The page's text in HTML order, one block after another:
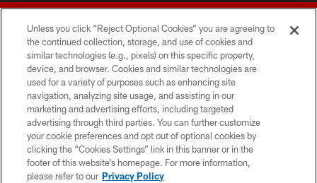
© 2026 Forty Niners Football Company LLC
TERMS AND CONDITIONS
PRIVACY POLICY
ACCESSIBILITY
CONTACT US
Unless you click “Reject Optional Cookies” you are agreeing to
the continued collection, storage, and use of cookies and
similar technologies (e.g., pixels) on this specific property,
device, and browser. Cookies and similar technologies are
used for a variety of purposes such as enhancing site
navigation, analyzing site usage, and assisting in our
marketing and advertising efforts, including targeted
advertising through third parties. You can further customize
your cookie preferences and opt out of optional cookies by
clicking the “Cookies Settings” link in this banner or in the
footer of this website’s homepage. For more information,
please refer to our Privacy Policy